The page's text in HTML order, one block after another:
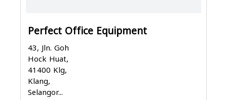
Perfect Office Equipment
43, Jln. Goh
Hock Huat,
41400 Klg,
Klang,
Selangor...